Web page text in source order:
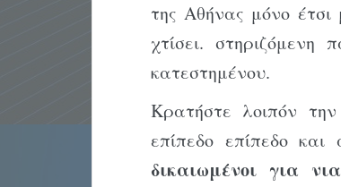
της Αθήνας μόνο
χτίσει.
κατεστημένου.
Κρατήστε λοιπόν
επίπεδο επίπεδο
δικαιωμένοι για